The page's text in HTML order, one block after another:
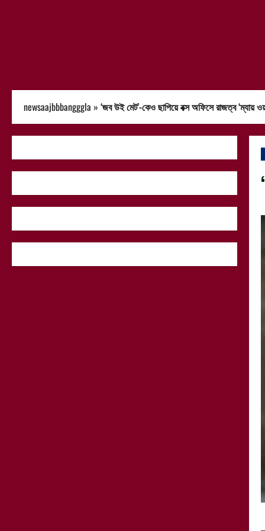
newsaajbbbangggla » ‘জব উই মেট’-কেও ছাপিয়ে বক্স অফিসে রাজত্ব ‘ম্যায়